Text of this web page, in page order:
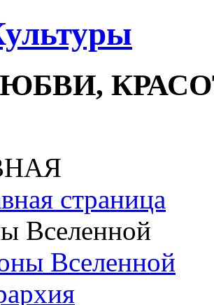
страница
Вселенной
Вселенной